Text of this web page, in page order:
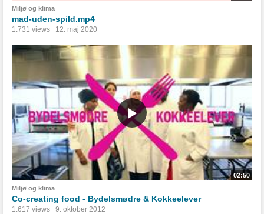
Miljø og klima
mad-uden-spild.mp4
1.731 views 12. maj 2020
02:50
Miljø og klima
Co-creating food - Bydelsmødre & Kokkeelever
1.617 views 9. oktober 2012